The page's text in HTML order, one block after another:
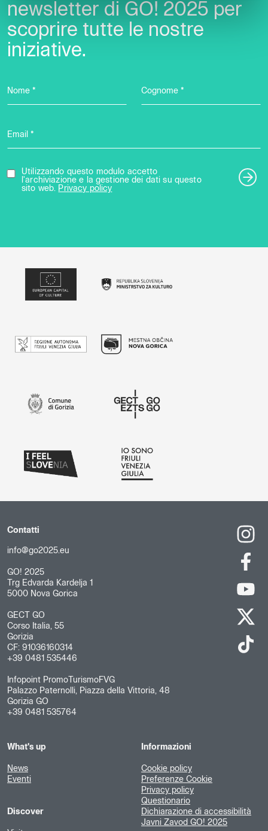
newsletter di GO! 2025 per
scoprire tutte le nostre
iniziative.
Nome * Cognome *
Email *
Utilizzando questo modulo accetto
l'archiviazione e la gestione dei dati su questo
sito web. Privacy policy
Contatti
info@go2025.eu
GO! 2025
Trg Edvarda Kardelja 1
5000 Nova Gorica
GECT GO
Corso Italia, 55
Gorizia
CF: 91036160314
+39 0481 535446
Infopoint PromoTurismoFVG
Palazzo Paternolli, Piazza della Vittoria, 48
Gorizia GO
+39 0481 535764
What's up
News
Eventi
Discover
Informazioni
Cookie policy
Preferenze Cookie
Privacy policy
Questionario
Dichiarazione di accessibilità
Javni Zavod GO! 2025